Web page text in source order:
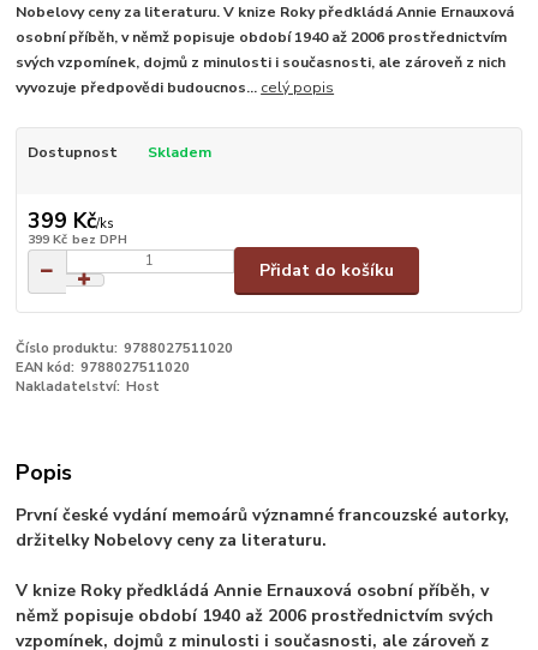
Nobelovy ceny za literaturu. V knize Roky předkládá Annie Ernauxová
osobní příběh, v němž popisuje období 1940 až 2006 prostřednictvím
svých vzpomínek, dojmů z minulosti i současnosti, ale zároveň z nich
vyvozuje předpovědi budoucnos... celý popis
Dostupnost Skladem
399 Kč/ks
399 Kč bez DPH
Přidat do košíku
Číslo produktu: 9788027511020
EAN kód: 9788027511020
Nakladatelství: Host
Popis
První české vydání memoárů významné francouzské autorky,
držitelky Nobelovy ceny za literaturu.
V knize Roky předkládá Annie Ernauxová osobní příběh, v
němž popisuje období 1940 až 2006 prostřednictvím svých
vzpomínek, dojmů z minulosti i současnosti, ale zároveň z